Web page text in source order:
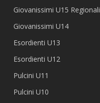
Giovanissimi U15 Regionali
Giovanissimi U14
Esordienti U13
Esordienti U12
Pulcini U11
Pulcini U10